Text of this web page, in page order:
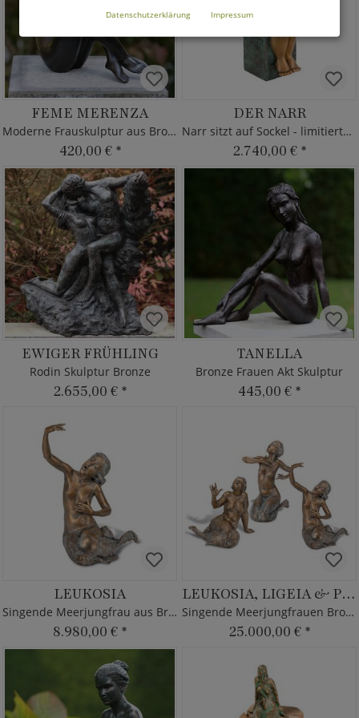
FEME MERENZA
Moderne Frauskulptur aus Bronze
420,00 € *
DER NARR
Narr sitzt auf Sockel - limitierte Akt Bronzefigur
2.740,00 € *
EWIGER FRÜHLING
Rodin Skulptur Bronze
2.655,00 € *
TANELLA
Bronze Frauen Akt Skulptur
445,00 € *
LEUKOSIA
Singende Meerjungfrau aus Bronze
8.980,00 € *
LEUKOSIA, LIGEIA & PARTHENOPE
Singende Meerjungfrauen Bronze
25.000,00 € *
Datenschutzerklärung Impressum